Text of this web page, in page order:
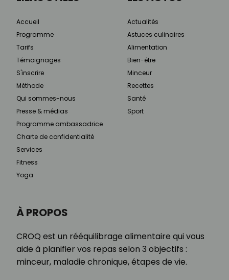
À PROPOS
CROQ est un rééquilibrage alimentaire qui vous
aide à planifier vos repas selon 3 objectifs :
minceur, maladie chronique, étapes de vie.
Accueil
Programme
Tarifs
Témoignages
S'inscrire
Méthode
Qui sommes-nous
Presse & médias
Programme ambassadrice
Charte de confidentialité
Services
Fitness
Yoga
Actualités
Astuces culinaires
Alimentation
Bien-être
Minceur
Recettes
Santé
Sport